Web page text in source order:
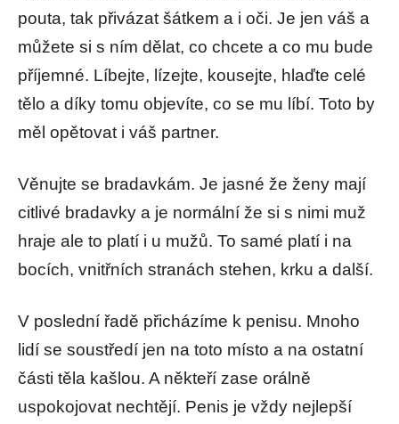
pouta, tak přivázat šátkem a i oči. Je jen váš a
můžete si s ním dělat, co chcete a co mu bude
příjemné. Líbejte, lízejte, kousejte, hlaďte celé
tělo a díky tomu objevíte, co se mu líbí. Toto by
měl opětovat i váš partner.
Věnujte se bradavkám. Je jasné že ženy mají
citlivé bradavky a je normální že si s nimi muž
hraje ale to platí i u mužů. To samé platí i na
bocích, vnitřních stranách stehen, krku a další.
V poslední řadě přicházíme k penisu. Mnoho
lidí se soustředí jen na toto místo a na ostatní
části těla kašlou. A někteří zase orálně
uspokojovat nechtějí. Penis je vždy nejlepší